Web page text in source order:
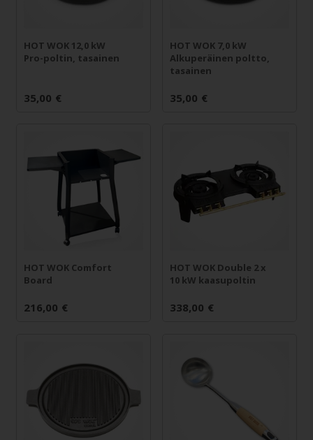
HOT WOK 12,0 kW
Pro-poltin, tasainen
35,00 €
HOT WOK 7,0 kW
Alkuperäinen poltto,
tasainen
35,00 €
HOT WOK Comfort
Board
216,00 €
HOT WOK Double 2 x
10 kW kaasupoltin
338,00 €